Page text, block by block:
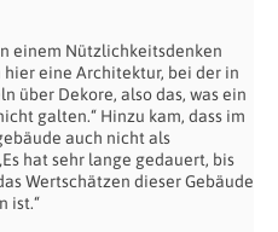
einem Nützlichkeitsdenken
hier eine Architektur, bei der in
über Dekore, also das, was ein
galten.“ Hinzu kam, dass im
auch nicht als
hat sehr lange gedauert, bis
Wertschätzen dieser Gebäude
ist.“